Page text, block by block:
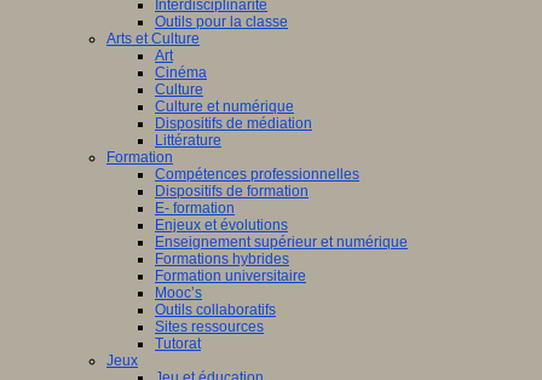
Interdisciplinarité
Outils pour la classe
Arts et Culture
Art
Cinéma
Culture
Culture et numérique
Dispositifs de médiation
Littérature
Formation
Compétences professionnelles
Dispositifs de formation
E- formation
Enjeux et évolutions
Enseignement supérieur et numérique
Formations hybrides
Formation universitaire
Mooc’s
Outils collaboratifs
Sites ressources
Tutorat
Jeux